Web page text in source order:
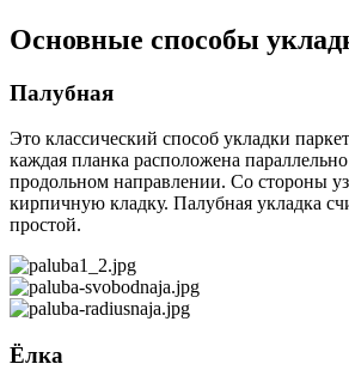
Основные способы
Палубная
Это классический способ укладки
каждая планка расположена
продольном направлении. Со стороны
кирпичную кладку. Палубная укладка
простой.
Ёлка